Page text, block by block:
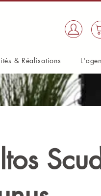
& Réalisations